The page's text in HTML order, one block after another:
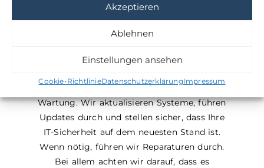
Akzeptieren
Ablehnen
Einstellungen ansehen
Cookie-RichtlinieDatenschutzerklärungImpressum
WARTUNG
funktionieren, bedarf es einer regelmäßigen
Wartung. Wir aktualisieren Systeme, führen
Updates durch und stellen sicher, dass Ihre
IT-Sicherheit auf dem neuesten Stand ist.
Wenn nötig, führen wir Reparaturen durch.
Bei allem achten wir darauf, dass es